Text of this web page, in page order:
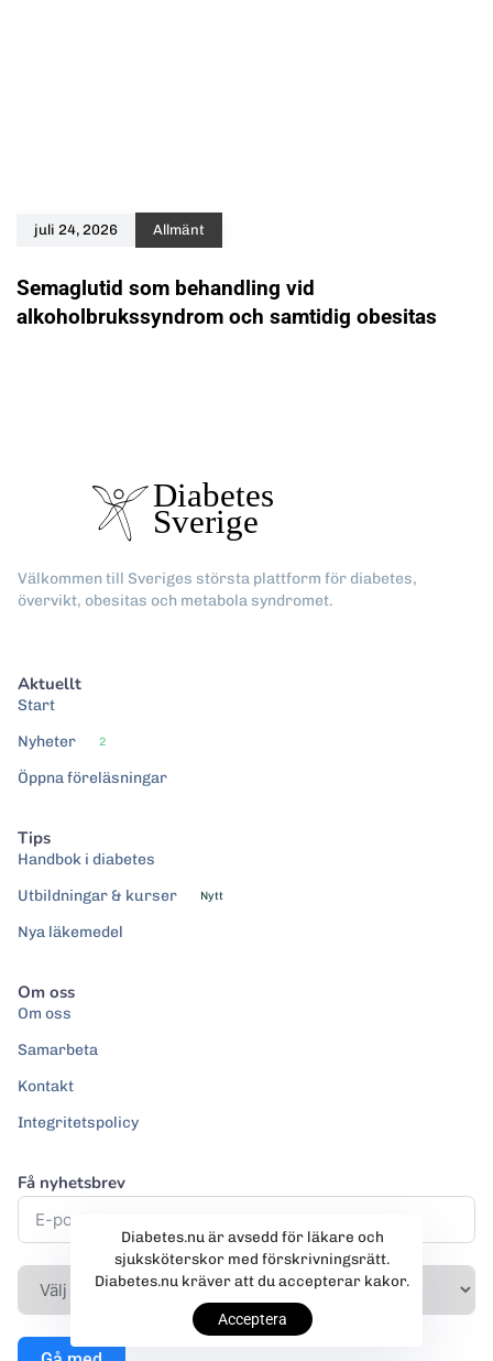
juli 24, 2026 Allmänt
Semaglutid som behandling vid
alkoholbrukssyndrom och samtidig obesitas
Välkommen till Sveriges största plattform för diabetes,
övervikt, obesitas och metabola syndromet.
Aktuellt
Start
Nyheter
2
Öppna föreläsningar
Tips
Handbok i diabetes
Utbildningar & kurser
Nytt
Nya läkemedel
Om oss
Om oss
Samarbeta
Kontakt
Integritetspolicy
Få nyhetsbrev
Diabetes.nu är avsedd för läkare och
sjuksköterskor med förskrivningsrätt.
Diabetes.nu kräver att du accepterar kakor.
Acceptera